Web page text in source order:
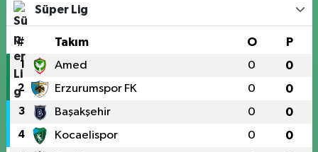
Süper Lig
# Takım O P
1 Amed 0 0
2 Erzurumspor FK 0 0
3 Başakşehir 0 0
4 Kocaelispor 0 0